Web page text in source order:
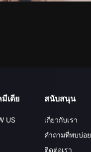
เดีย
US
สนับสนุน
เกี่ยวกับเรา
คำถามที่พบบ่อย
ติดต่อเรา